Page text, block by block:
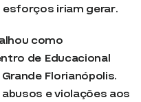
iriam gerar.
como
de Educacional
Grande Florianópolis.
e violações aos